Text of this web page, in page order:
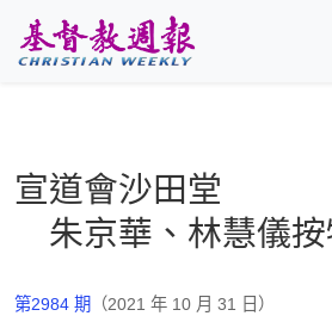
宣道會沙田堂
朱京華、林慧儀按
第2984 期 （2021 年 10 月 31 日）